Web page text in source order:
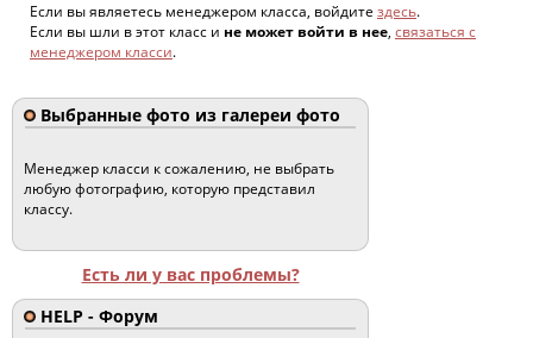
Если вы являетесь менеджером класса, войдите здесь.
Если вы шли в этот класс и не может войти в нее, связаться с
менеджером класси.
Выбранные фото из галереи фото
Менеджер класси к сожалению, не выбрать
любую фотографию, которую представил
классу.
Есть ли у вас проблемы?
HELP - Форум